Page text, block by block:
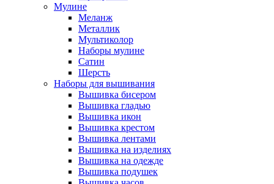
Мулине
Меланж
Металлик
Мультиколор
Наборы мулине
Сатин
Шерсть
Наборы для вышивания
Вышивка бисером
Вышивка гладью
Вышивка икон
Вышивка крестом
Вышивка лентами
Вышивка на изделиях
Вышивка на одежде
Вышивка подушек